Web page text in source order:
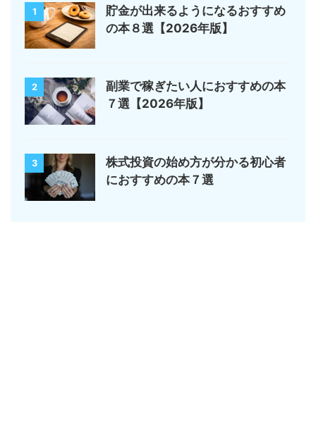
1
貯金が出来るようになるおすすめ
の本８選【2026年版】
2
副業で稼ぎたい人におすすめの本
７選【2026年版】
3
株式投資の始め方が分かる初心者
におすすめの本７選